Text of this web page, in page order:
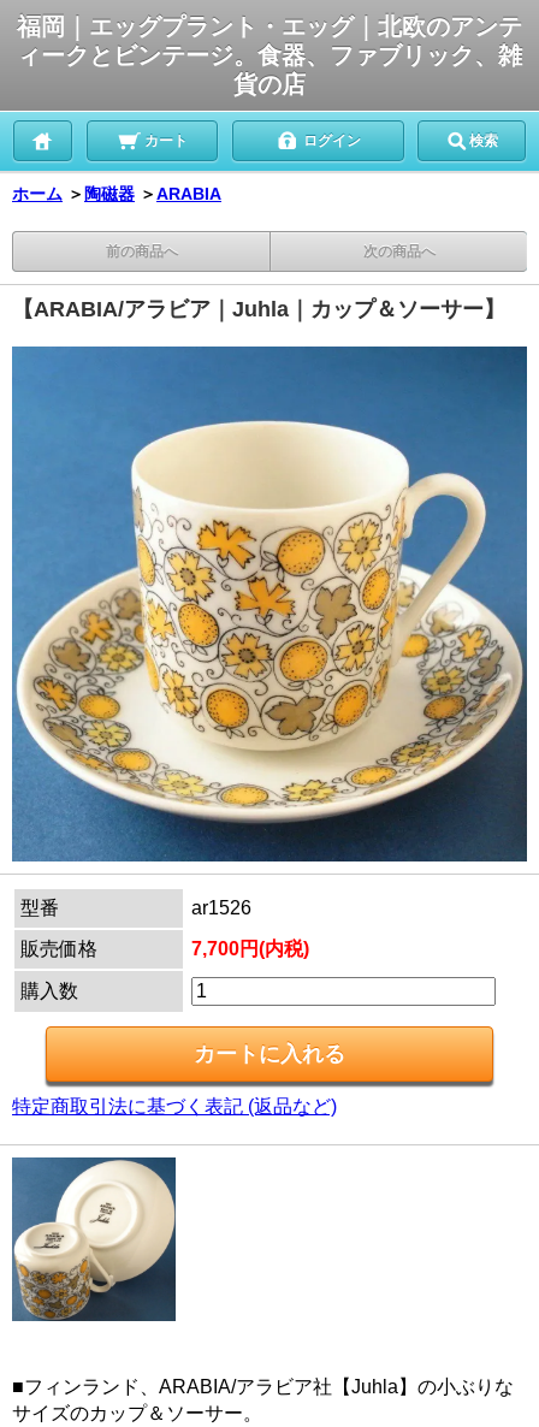
福岡｜エッグプラント・エッグ｜北欧のアンテ
ィークとビンテージ。食器、ファブリック、雑
貨の店
カート ログイン 検索
ホーム ＞ 陶磁器 ＞ARABIA
前の商品へ 次の商品へ
【ARABIA/アラビア｜Juhla｜カップ＆ソーサー】
型番
ar1526
販売価格
7,700円(内税)
購入数
特定商取引法に基づく表記 (返品など)
■フィンランド、ARABIA/アラビア社【Juhla】の小ぶりな
サイズのカップ＆ソーサー。